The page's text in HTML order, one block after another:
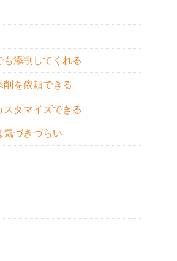
添削してくれる
を依頼できる
タマイズできる
気づきづらい